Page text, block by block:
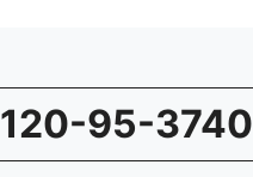
95-3740